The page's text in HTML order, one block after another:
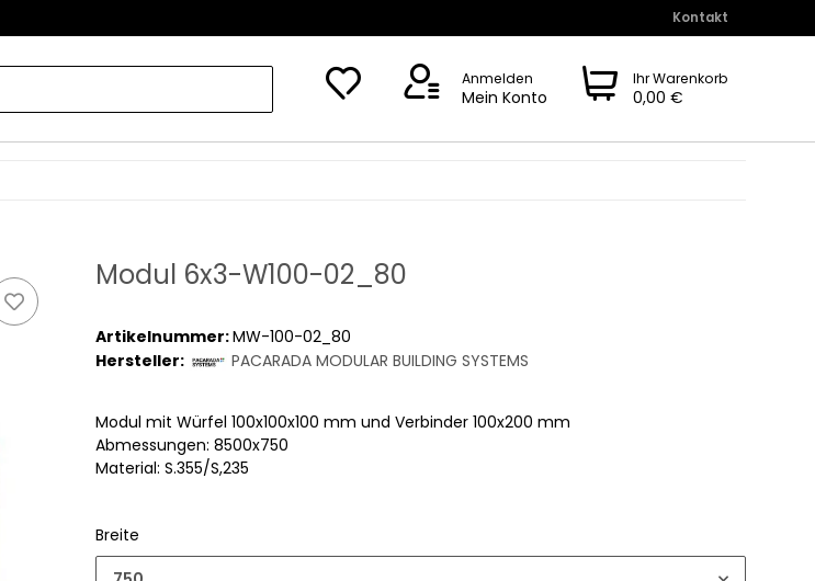
Kontakt
Anmelden
Mein Konto
Ihr Warenkorb
0,00 €
Modul 6x3-W100-02_80
Artikelnummer:MW-100-02_80
Hersteller:
PACARADA MODULAR BUILDING SYSTEMS
Modul mit Würfel 100x100x100 mm und Verbinder 100x200 mm
Abmessungen: 8500x750
Material: S.355/S,235
Breite